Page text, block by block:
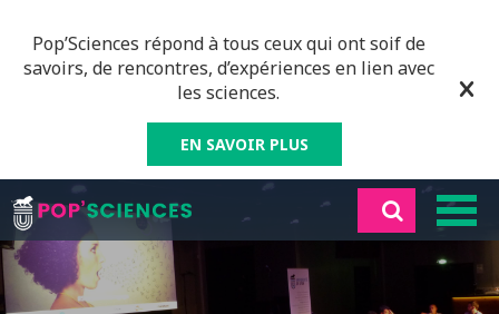
Pop’Sciences répond à tous ceux qui ont soif de
savoirs, de rencontres, d’expériences en lien avec
les sciences.
EN SAVOIR PLUS